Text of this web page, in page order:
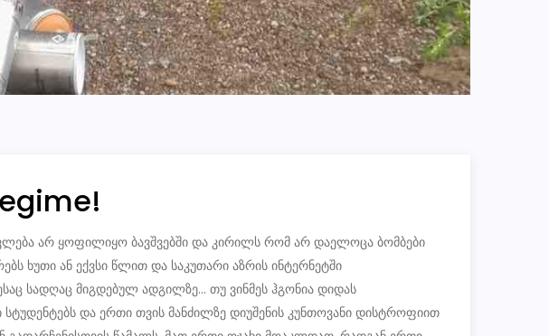
არ ყოფილიყო ბავშვებში და კირილს რომ არ დაელოცა ბომბები
ხუთი ან ექვსი წლით და საკუთარი აზრის ინტერნეტში
სადღაც მიგდებულ ადგილზე… თუ ვინმეს ჰგონია დიდას
სტუდენტებს და ერთი თვის მანძილზე დიუშენის კუნთოვანი დისტროფიით